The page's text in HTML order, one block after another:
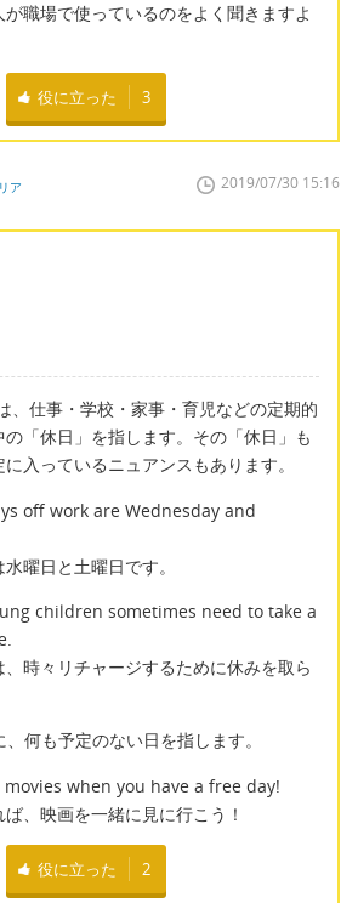
職場で使っているのをよく聞きますよ
役に立った 3
ア 2019/07/30 15:16
、仕事・学校・家事・育児などの定期的
「休日」を指します。その「休日」も
入っているニュアンスもあります。
off work are Wednesday and
曜日と土曜日です。
children sometimes need to take a
時々リチャージするために休みを取ら
、何も予定のない日を指します。
when you have a free day!
、映画を一緒に見に行こう！
役に立った 2